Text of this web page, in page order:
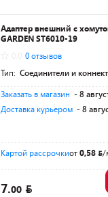
Адаптер внешний с
GARDEN ST6010-19
0 отзывов
Тип: Соединители и
Заказать в магазин - 8
Доставка курьером - 8
Картой рассрочкиот0,58 /
7.00